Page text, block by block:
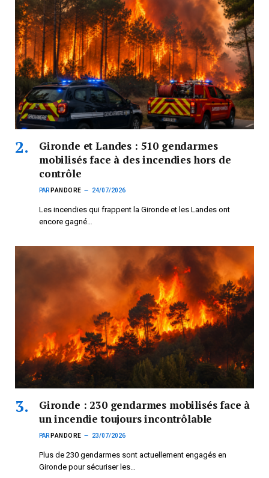
Gironde et Landes : 510 gendarmes
mobilisés face à des incendies hors de
contrôle
PAR PANDORE 24/07/2026
Les incendies qui frappent la Gironde et les Landes ont
encore gagné…
Gironde : 230 gendarmes mobilisés face à
un incendie toujours incontrôlable
PAR PANDORE 23/07/2026
Plus de 230 gendarmes sont actuellement engagés en
Gironde pour sécuriser les…